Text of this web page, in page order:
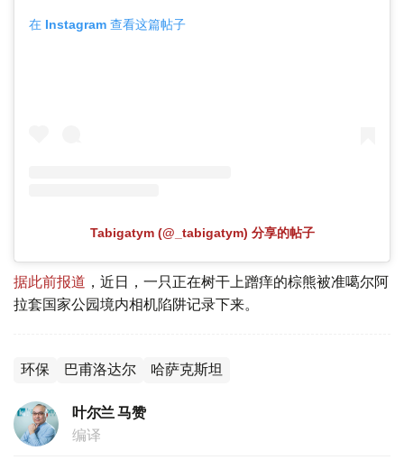
在 Instagram 查看这篇帖子
Tabigatym (@_tabigatym) 分享的帖子
据此前报道 ，近日，一只正在树干上蹭痒的棕熊被准噶尔阿
拉套国家公园境内相机陷阱记录下来。
环保 巴甫洛达尔 哈萨克斯坦
叶尔兰 马赞
编译